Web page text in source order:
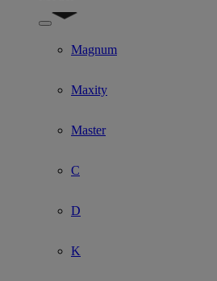
Show submenu for Model
Magnum
Maxity
Master
C
D
K